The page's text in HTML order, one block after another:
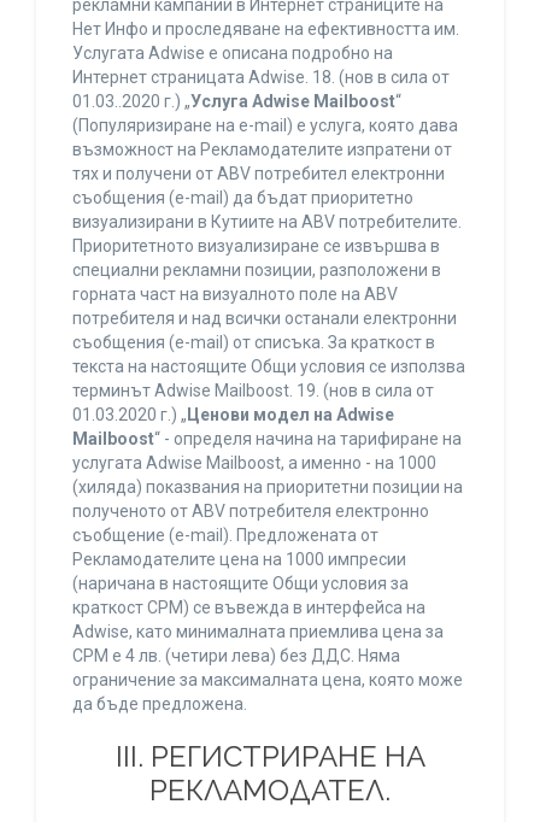
рекламни кампании в Интернет страниците на
Нет Инфо и проследяване на ефективността им.
Услугата Adwise е описана подробно на
Интернет страницата Adwise. 18. (нов в сила от
01.03..2020 г.) „Услуга Adwise Mailboost“
(Популяризиране на e-mail) е услуга, която дава
възможност на Рекламодателите изпратени от
тях и получени от ABV потребител електронни
съобщения (e-mail) да бъдат приоритетно
визуализирани в Кутиите на ABV потребителите.
Приоритетното визуализиране се извършва в
специални рекламни позиции, разположени в
горната част на визуалното поле на ABV
потребителя и над всички останали електронни
съобщения (e-mail) от списъка. За краткост в
текста на настоящите Общи условия се използва
терминът Adwise Mailboost. 19. (нов в сила от
01.03.2020 г.) „ Ценови модел на Adwise
Mailboost“ - определя начина на тарифиране на
услугата Adwise Mailboost, а именно - на 1000
(хиляда) показвания на приоритетни позиции на
полученото от ABV потребителя електронно
съобщение (e-mail). Предложената от
Рекламодателите цена на 1000 импресии
(наричана в настоящите Общи условия за
краткост CPM) се въвежда в интерфейса на
Adwise, като минималната приемлива цена за
CPM е 4 лв. (четири лева) без ДДС. Няма
ограничение за максималната цена, която може
да бъде предложена.
ІІІ. РЕГИСТРИРАНЕ НА
РЕКЛАМОДАТЕЛ.